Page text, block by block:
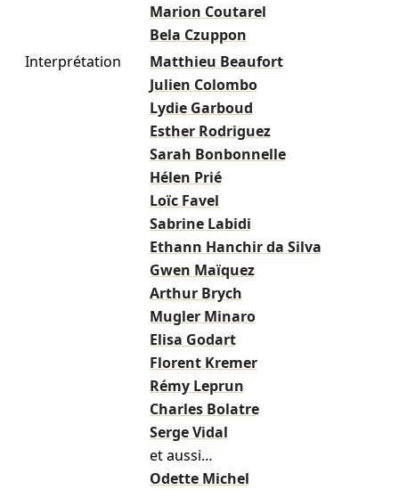
Marion Coutarel
Bela Czuppon
Interprétation
Matthieu Beaufort
Julien Colombo
Lydie Garboud
Esther Rodriguez
Sarah Bonbonnelle
Hélen Prié
Loïc Favel
Sabrine Labidi
Ethann Hanchir da Silva
Gwen Maïquez
Arthur Brych
Mugler Minaro
Elisa Godart
Florent Kremer
Rémy Leprun
Charles Bolatre
Serge Vidal
et aussi…
Odette Michel